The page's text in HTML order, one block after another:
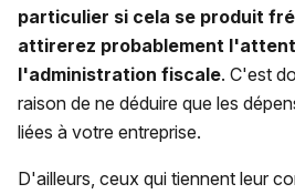
particulier si cela se produit
attirerez probablement
l'administration fiscale. C'est
raison de ne déduire que les
liées à votre entreprise.
D'ailleurs, ceux qui tiennent leur